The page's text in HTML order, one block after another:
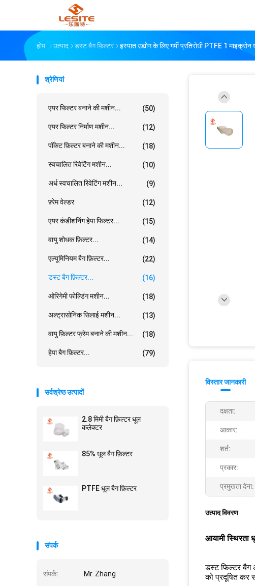
होम उत्पाद डस्ट बैग फ़िल्टर इस्पात उद्योग के लिए गर्मी प्रतिरोधी PTFE 1
श्रेणियां
एयर फिल्टर बनाने की मशीन... (50)
एयर फिल्टर निर्माण मशीन... (12)
पॉकेट फ़िल्टर बनाने की मशीन... (18)
स्वचालित रिवेटिंग मशीन... (10)
अर्ध स्वचालित रिवेटिंग मशीन... (9)
फ़्रेम वेल्डर (12)
एयर कंडीशनिंग हेपा फिल्टर... (15)
वायु शोधक फ़िल्टर... (14)
एल्यूमिनियम बैग फ़िल्टर... (22)
डस्ट बैग फ़िल्टर... (16)
ओरिगेमी फोल्डिंग मशीन... (18)
अल्ट्रासोनिक सिलाई मशीन... (13)
वायु फ़िल्टर फ्रेम बनाने की मशीन... (18)
हेपा बैग फ़िल्टर... (79)
सर्वश्रेष्ठ उत्पादों
2.8 मिमी बैग फ़िल्टर धूल
कलेक्टर
85% धूल बैग फ़िल्टर
PTFE धूल बैग फ़िल्टर
संपर्क
संपर्क: Mr. Zhang
विस्तार जानकारी
दक्षता:
आकार:
शर्त:
प्रकार:
प्रमुखता देना:
उत्पाद विवरण
आयामी स्थिरता
डस्ट फिल्टर बैग
को प्रदूषित कर